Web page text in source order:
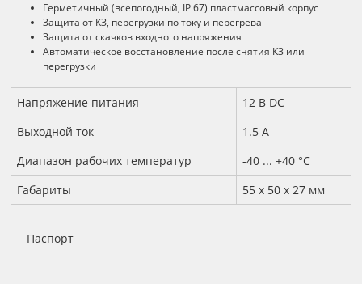
Герметичный (всепогодный, IP 67) пластмассовый корпус
Защита от КЗ, перегрузки по току и перегрева
Защита от скачков входного напряжения
Автоматическое восстановление после снятия КЗ или
перегрузки
Технические характеристики
Напряжение питания
12 B DC
Выходной ток
1.5 А
Диапазон рабочих температур
-40 ... +40 °С
Габариты
55 x 50 x 27 мм
Паспорт